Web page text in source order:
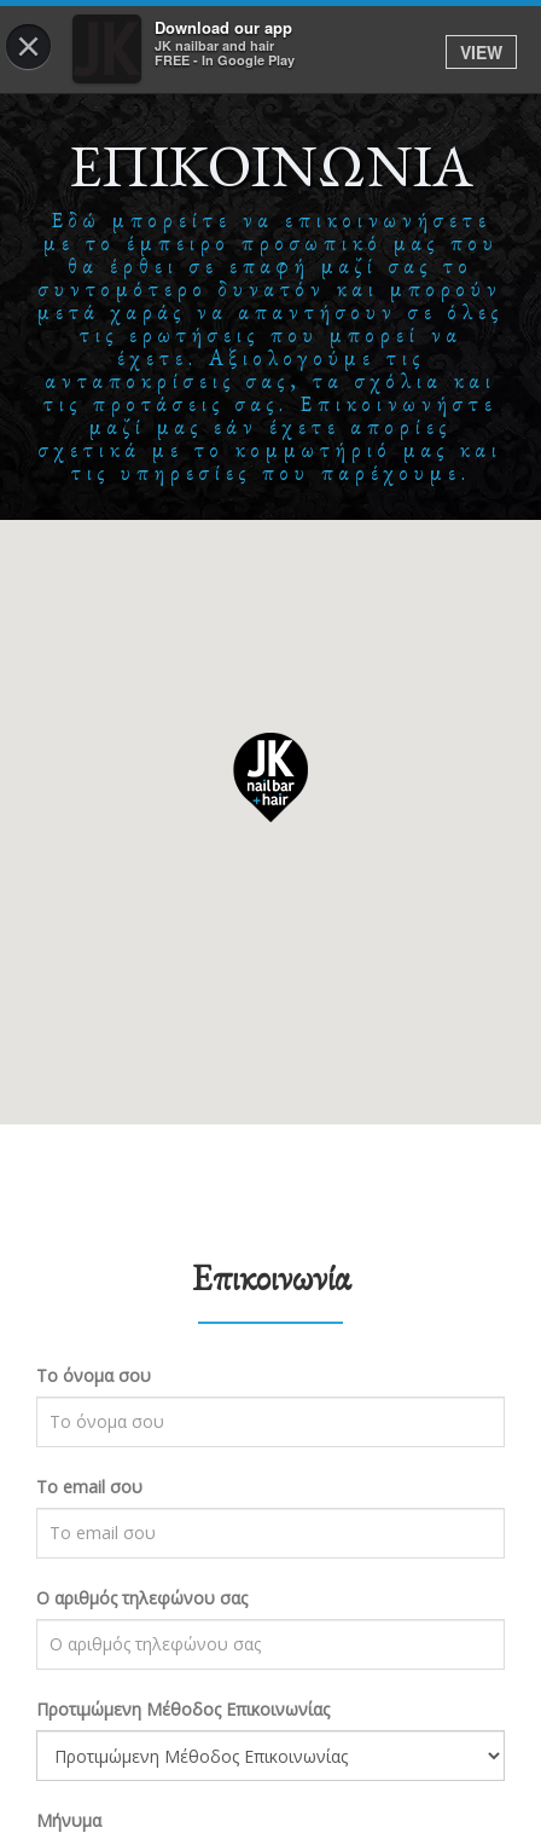
× Download our app
JK nailbar and hair
FREE - In Google Play
VIEW
Σύνδεση
ΑΡΧΙΚΗ
ΥΠΗΡΕΣΙΕΣ
ΡΑΝΤΕΒΟΥ
E-SHOP
ΕΡΓΑΣΙΑ
TO APP
ΕΠΙΚΟΙΝΩΝΙΑ
Εδώ μπορείτε να επικοινωνήσετε
με το έμπειρο προσωπικό μας που
θα έρθει σε επαφή μαζί σας το
συντομότερο δυνατόν και μπορούν
μετά χαράς να απαντήσουν σε όλες
τις ερωτήσεις που μπορεί να
έχετε. Αξιολογούμε τις
ανταποκρίσεις σας, τα σχόλια και
τις προτάσεις σας. Επικοινωνήστε
μαζί μας εάν έχετε απορίες
σχετικά με το κομμωτήριό μας και
τις υπηρεσίες που παρέχουμε.
Επικοινωνία
Το όνομα σου
Το email σου
Ο αριθμός τηλεφώνου σας
Προτιμώμενη Μέθοδος Επικοινωνίας
Μήνυμα